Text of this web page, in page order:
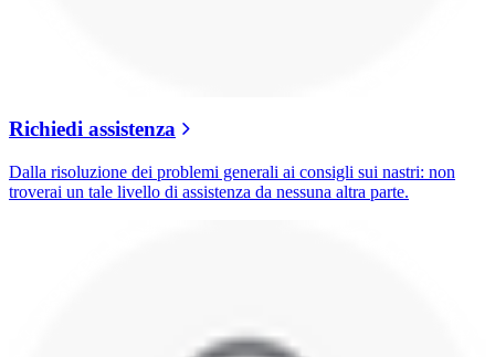
Richiedi assistenza
Dalla risoluzione dei problemi generali ai consigli sui nastri: non
troverai un tale livello di assistenza da nessuna altra parte.